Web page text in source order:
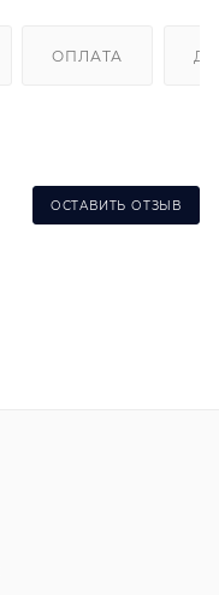
ОПЛАТА
ОСТАВИТЬ ОТЗЫВ